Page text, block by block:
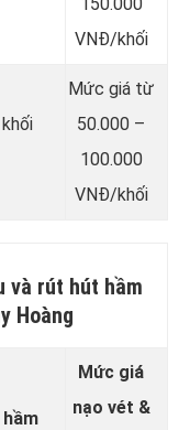
VNĐ/khối
Mức giá từ
50.000 –
100.000
VNĐ/khối
và rút hút hầm
Hoàng
Mức giá
nạo vét &